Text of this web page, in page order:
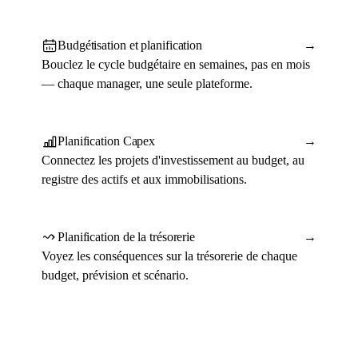
Budgétisation et planification
→
Bouclez le cycle budgétaire en semaines, pas en mois
— chaque manager, une seule plateforme.
Planification Capex
→
Connectez les projets d'investissement au budget, au
registre des actifs et aux immobilisations.
Planification de la trésorerie
→
Voyez les conséquences sur la trésorerie de chaque
budget, prévision et scénario.